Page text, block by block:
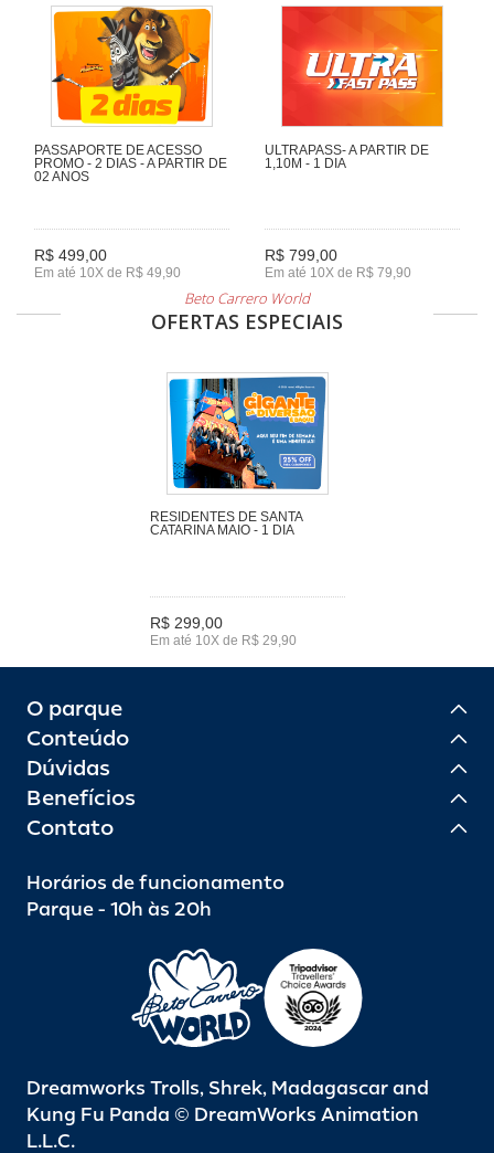
PASSAPORTE DE ACESSO
PROMO - 2 DIAS - A PARTIR DE
02 ANOS
R$ 499,00
Em até 10X de R$ 49,90
ULTRAPASS- A PARTIR DE
1,10M - 1 DIA
R$ 799,00
Em até 10X de R$ 79,90
Beto Carrero World
OFERTAS ESPECIAIS
RESIDENTES DE SANTA
CATARINA MAIO - 1 DIA
R$ 299,00
Em até 10X de R$ 29,90
O parque
Conteúdo
Dúvidas
Benefícios
Contato
Horários de funcionamento
Parque - 10h às 20h
Dreamworks Trolls, Shrek, Madagascar and
Kung Fu Panda © DreamWorks Animation
L.L.C.